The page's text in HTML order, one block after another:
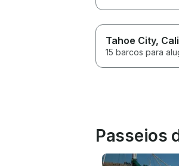
Tahoe City,
15 barcos para
Passeios